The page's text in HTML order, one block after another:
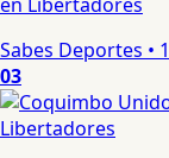
Sabes Deportes •
03